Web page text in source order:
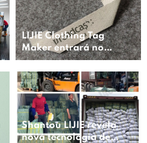
LIJIE Clothing Tag
Maker entrará no
Oriente Médio em 2024
Shantou LIJIE revela
nova tecnologia de